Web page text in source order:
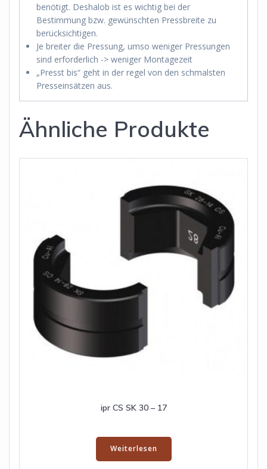
benötigt. Deshalob ist es wichtig bei der
Bestimmung bzw. gewünschten Pressbreite zu
berücksichtigen.
Je breiter die Pressung, umso weniger Pressungen
sind erforderlich -> weniger Montagezeit
„Presst bis“ geht in der regel von den schmalsten
Presseinsätzen aus.
Ähnliche Produkte
ipr CS SK 30 – 17
Weiterlesen